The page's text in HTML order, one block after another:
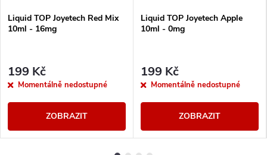
Liquid TOP Joyetech Red Mix
10ml - 16mg
199 Kč
Momentálně nedostupné
ZOBRAZIT
Liquid TOP Joyetech Apple
10ml - 0mg
199 Kč
Momentálně nedostupné
ZOBRAZIT